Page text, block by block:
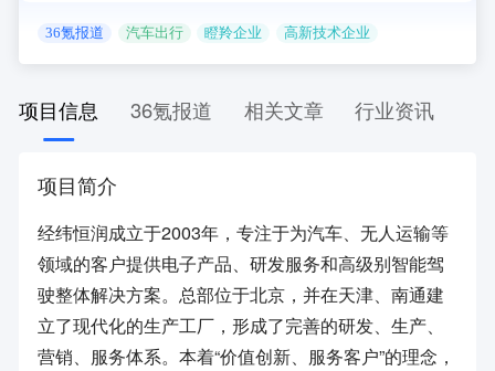
36氪报道 汽车出行 瞪羚企业 高新技术企业
项目信息 36氪报道 相关文章 行业资讯
项目简介
经纬恒润成立于2003年，专注于为汽车、无人运输等
领域的客户提供电子产品、研发服务和高级别智能驾
驶整体解决方案。总部位于北京，并在天津、南通建
立了现代化的生产工厂，形成了完善的研发、生产、
营销、服务体系。本着“价值创新、服务客户”的理念，